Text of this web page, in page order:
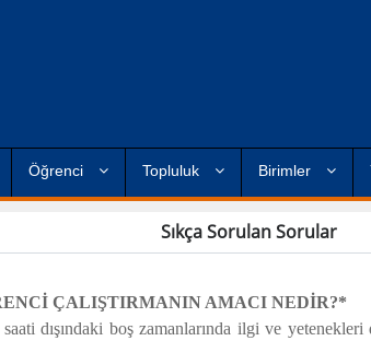
Öğrenci Topluluk Birimler
Sıkça Sorulan Sorular
ÇALIŞTIRMANIN AMACI NEDİR?*
dışındaki boş zamanlarında ilgi ve yetenekleri